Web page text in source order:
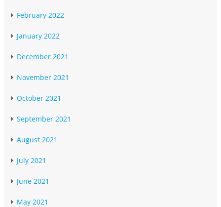
February 2022
January 2022
December 2021
November 2021
October 2021
September 2021
August 2021
July 2021
June 2021
May 2021